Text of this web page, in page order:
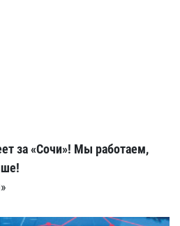
за «Сочи»! Мы работаем,